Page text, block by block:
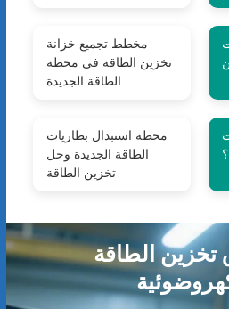
مخطط تجميع خزانة
تخزين الطاقة في محطة
الطاقة الجديدة
محطة استبدال بطاريات
الطاقة الجديدة وحل
تخزين الطاقة
الطاقة